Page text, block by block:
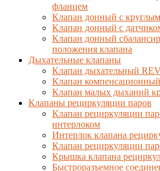
фланцем
Клапан донный с
Клапан донный с
Клапан донный
положения клапана
Дыхательные клапаны
Клапан дыхательный
Клапан
Клапан малых дыханий
Клапаны рециркуляции паров
Клапан рециркуляции
интерлоком
Интерлок клапана
Клапан рециркуляции
Крышка клапана
Быстроразъемное